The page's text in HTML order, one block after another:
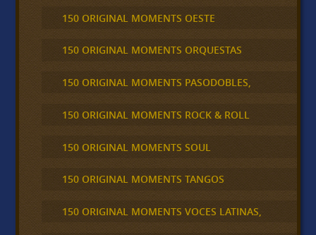
150 ORIGINAL MOMENTS OESTE
150 ORIGINAL MOMENTS ORQUESTAS
150 ORIGINAL MOMENTS PASODOBLES,
150 ORIGINAL MOMENTS ROCK & ROLL
150 ORIGINAL MOMENTS SOUL
150 ORIGINAL MOMENTS TANGOS
150 ORIGINAL MOMENTS VOCES LATINAS,